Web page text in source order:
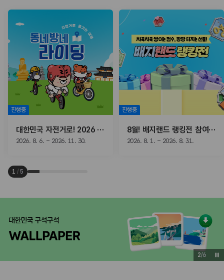
진행중
대한민국 자전거로! 2026 동네방네 라이딩
2026. 8. 6. ~ 2026. 11. 30.
진행중
8월! 배지랜드 랭킹전 참여하고, 선물받자!
2026. 8. 1. ~ 2026. 8. 31.
1 / 5
3/6